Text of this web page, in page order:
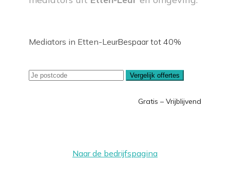
Mediators in Etten-LeurBespaar tot 40%
Vergelijk offertes
Gratis – Vrijblijvend
Naar de bedrijfspagina